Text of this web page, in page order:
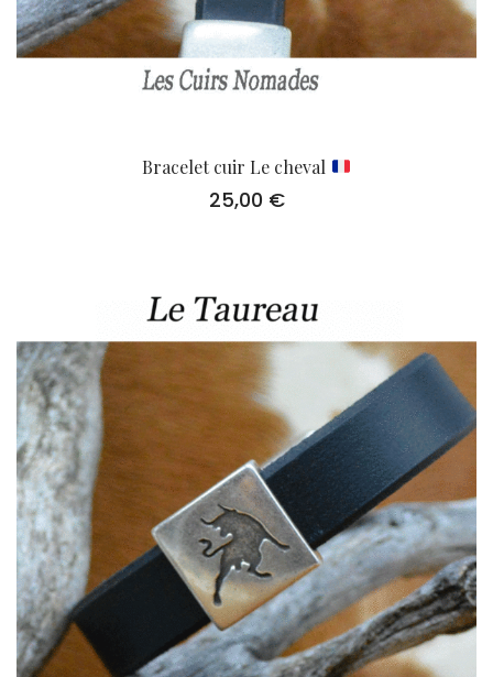
Bracelet cuir Le cheval
25,00 €